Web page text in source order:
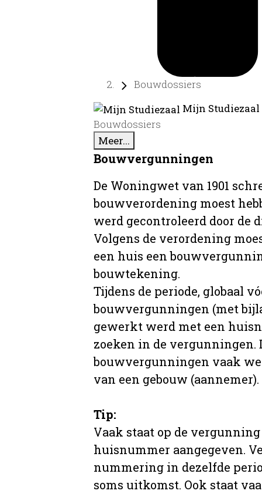
Bouwdossiers
Mijn
Bouwdossiers
Meer...
Bouwvergunningen
De Woningwet van 1901
bouwverordening moest
werd gecontroleerd door de
Volgens de verordening
een huis een
bouwtekening.
Tijdens de periode, globaal
bouwvergunningen (met
gewerkt werd met een
zoeken in de vergunningen.
bouwvergunningen vaak
van een gebouw (aannemer).
Tip:
Vaak staat op de
huisnummer aangegeven.
nummering in dezelfde
soms uitkomst. Ook staat